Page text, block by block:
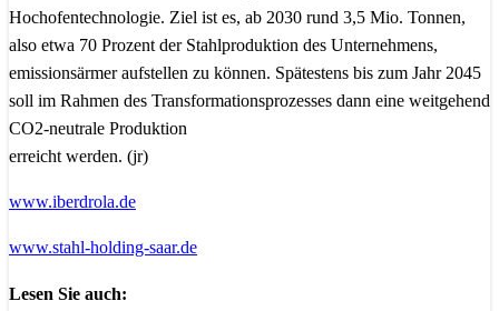
Hochofentechnologie. Ziel ist es, ab 2030 rund 3,5 Mio. Tonnen,
also etwa 70 Prozent der Stahlproduktion des Unternehmens,
emissionsärmer aufstellen zu können. Spätestens bis zum Jahr 2045
soll im Rahmen des Transformationsprozesses dann eine weitgehend
CO2-neutrale Produktion
erreicht werden. (jr)
www.iberdrola.de
www.stahl-holding-saar.de
Lesen Sie auch: